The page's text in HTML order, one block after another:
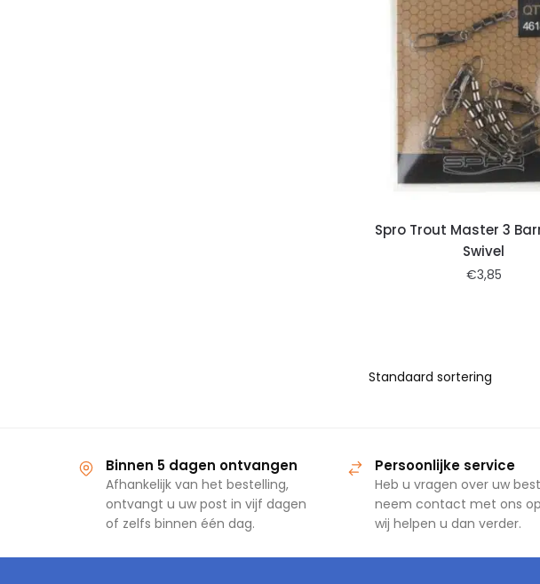
Spro Trout Master 3
Swivel
€3,85
Binnen 5 dagen ontvangen
Afhankelijk van het bestelling,
ontvangt u uw post in vijf dagen
of zelfs binnen één dag.
Persoonlijke service
Heb u vragen over uw
neem contact met ons
wij helpen u dan verder.